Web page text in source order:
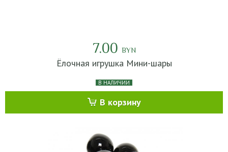
7.00 BYN
Ёлочная игрушка Мини-шары
В НАЛИЧИИ
В корзину